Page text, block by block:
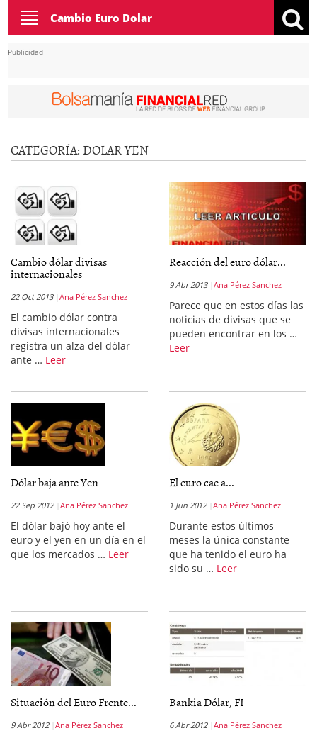
Toggle
navigation
Cambio Euro Dolar
Publicidad
CATEGORÍA: DOLAR YEN
Cambio dólar divisas
internacionales
22 Oct 2013 Ana Pérez Sanchez
El cambio dólar contra
divisas internacionales
registra un alza del dólar
ante … Leer
Reacción del euro dólar...
9 Abr 2013 Ana Pérez Sanchez
Parece que en estos días las
noticias de divisas que se
pueden encontrar en los …
Leer
Dólar baja ante Yen
22 Sep 2012 Ana Pérez Sanchez
El dólar bajó hoy ante el
euro y el yen en un día en el
que los mercados … Leer
El euro cae a...
1 Jun 2012 Ana Pérez Sanchez
Durante estos últimos
meses la única constante
que ha tenido el euro ha
sido su … Leer
Situación del Euro Frente...
9 Abr 2012 Ana Pérez Sanchez
Bankia Dólar, FI
6 Abr 2012 Ana Pérez Sanchez